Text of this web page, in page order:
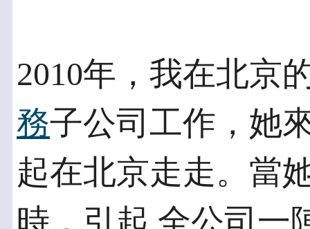
2010年，我在北京
務子公司工作，她
起在北京走走。當
時，引起 全公司一